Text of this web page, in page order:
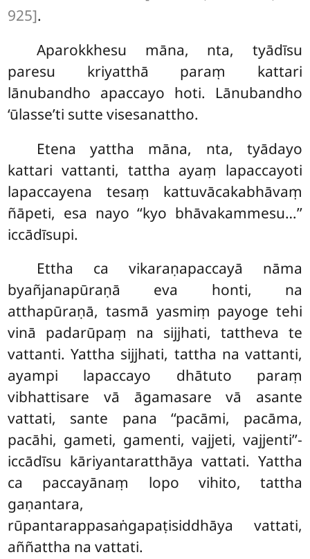
925].
Aparokkhesu māna, nta, tyādīsu
paresu kriyatthā paraṃ kattari
lānubandho apaccayo hoti. Lānubandho
‘ūlasse’ti sutte visesanattho.
Etena yattha māna, nta, tyādayo
kattari vattanti, tattha ayaṃ lapaccayoti
lapaccayena tesaṃ kattuvācakabhāvaṃ
ñāpeti, esa nayo ‘‘kyo bhāvakammesu…’’
iccādīsupi.
Ettha ca vikaraṇapaccayā nāma
byañjanapūraṇā eva honti, na
atthapūraṇā, tasmā yasmiṃ payoge tehi
vinā padarūpaṃ na sijjhati, tattheva te
vattanti. Yattha sijjhati, tattha na vattanti,
ayampi lapaccayo dhātuto paraṃ
vibhattisare vā āgamasare vā asante
vattati, sante pana ‘‘pacāmi, pacāma,
pacāhi, gameti, gamenti, vajjeti, vajjenti’’-
iccādīsu kāriyantaratthāya vattati. Yattha
ca paccayānaṃ lopo vihito, tattha
gaṇantara,
rūpantarappasaṅgapaṭisiddhāya vattati,
aññattha na vattati.